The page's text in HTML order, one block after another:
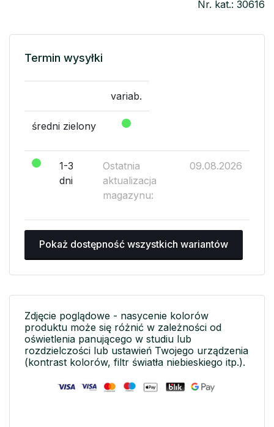
Nr. kat.: 30616
Termin wysyłki
variab.
średni zielony
1-3
dni
Ostatnia
aktualizacja
magazynu:
09.08.2026
Pokaż dostępność wszystkich wariantów
Zdjęcie poglądowe - nasycenie kolorów
produktu może się różnić w zależności od
oświetlenia panującego w studiu lub
rozdzielczości lub ustawień Twojego urządzenia
(kontrast kolorów, filtr światła niebieskiego itp.).